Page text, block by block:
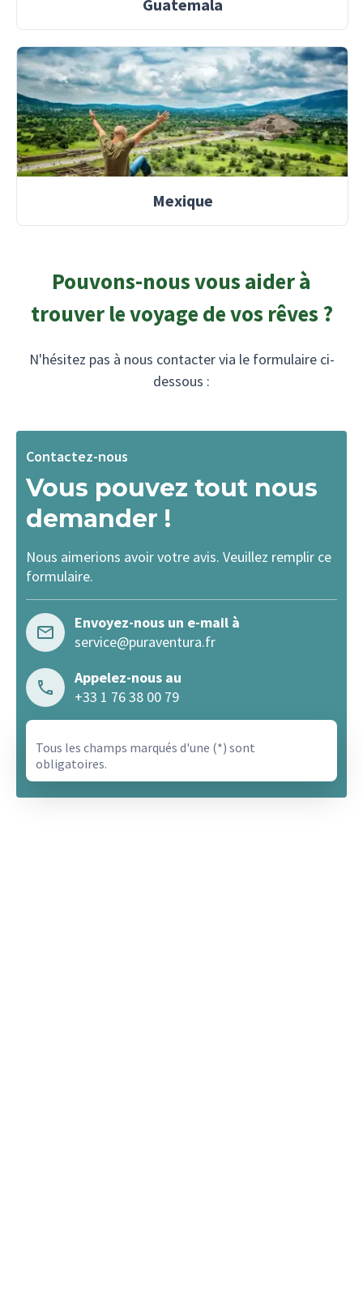
Guatemala
Mexique
Pouvons-nous vous aider à
trouver le voyage de vos rêves ?
N'hésitez pas à nous contacter via le formulaire ci-
dessous :
Contactez-nous
Vous pouvez tout nous
demander !
Nous aimerions avoir votre avis. Veuillez remplir ce
formulaire.
Envoyez-nous un e-mail à
service@puraventura.fr
Appelez-nous au
+33 1 76 38 00 79
Tous les champs marqués d'une (*) sont
obligatoires.